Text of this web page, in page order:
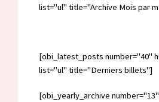
list="ul" title="Archive Mois par
[obi_latest_posts number="40"
list="ul" title="Derniers billets"]
[obi_yearly_archive